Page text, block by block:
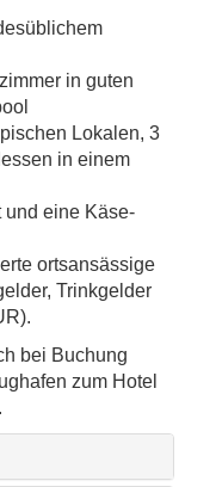
in guten
Lokalen, 3
in einem
und eine Käse-
ortsansässige
Trinkgelder
bei Buchung
zum Hotel